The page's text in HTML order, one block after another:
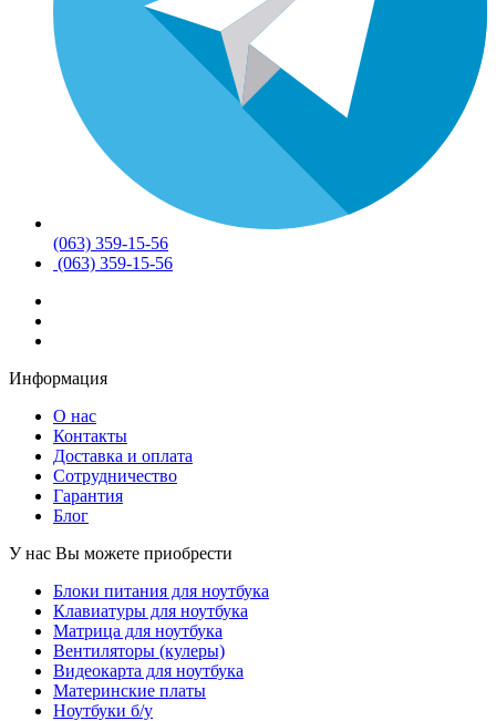
(063) 359-15-56
(063) 359-15-56
Информация
О нас
Контакты
Доставка и оплата
Сотрудничество
Гарантия
Блог
У нас Вы можете приобрести
Блоки питания для ноутбука
Клавиатуры для ноутбука
Матрица для ноутбука
Вентиляторы (кулеры)
Видеокарта для ноутбука
Материнские платы
Ноутбуки б/у